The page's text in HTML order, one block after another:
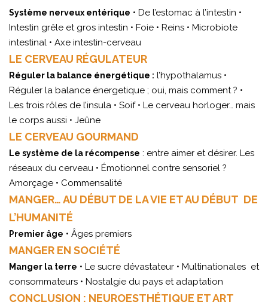
Système nerveux entérique • De l’estomac à l’intestin •
Intestin grêle et gros intestin • Foie • Reins • Microbiote
intestinal • Axe intestin-cerveau
LE CERVEAU RÉGULATEUR
Réguler la balance énergétique : l’hypothalamus •
Réguler la balance énergetique ; oui, mais comment ? •
Les trois rôles de l’insula • Soif • Le cerveau horloger… mais
le corps aussi • Jeûne
LE CERVEAU GOURMAND
Le système de la récompense : entre aimer et désirer. Les
réseaux du cerveau • Émotionnel contre sensoriel ?
Amorçage • Commensalité
MANGER… AU DÉBUT DE LA VIE ET AU DÉBUT DE
L’HUMANITÉ
Premier âge • Âges premiers
MANGER EN SOCIÉTÉ
Manger la terre • Le sucre dévastateur • Multinationales et
consommateurs • Nostalgie du pays et adaptation
CONCLUSION : NEUROESTHÉTIQUE ET ART